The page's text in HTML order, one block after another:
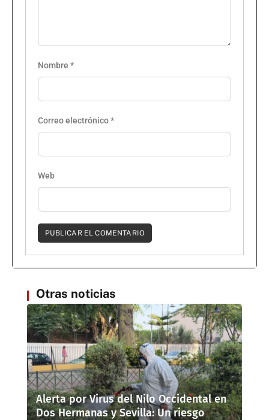
Nombre *
Correo electrónico*
Web
Otras noticias
Alerta por Virus del Nilo Occidental en
Dos Hermanas y Sevilla: Un riesgo